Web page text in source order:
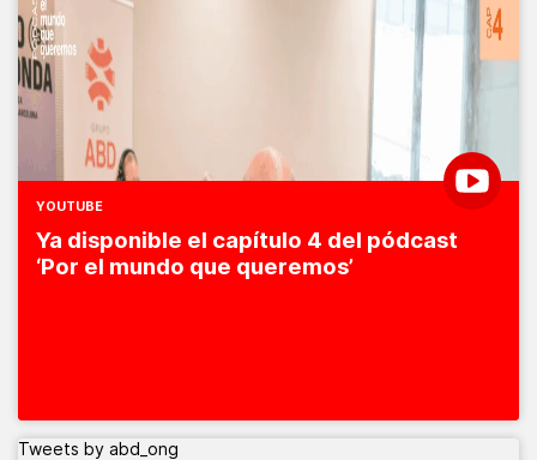
YOUTUBE
Ya disponible el capítulo 4 del pódcast
‘Por el mundo que queremos’
Tweets by abd_ong